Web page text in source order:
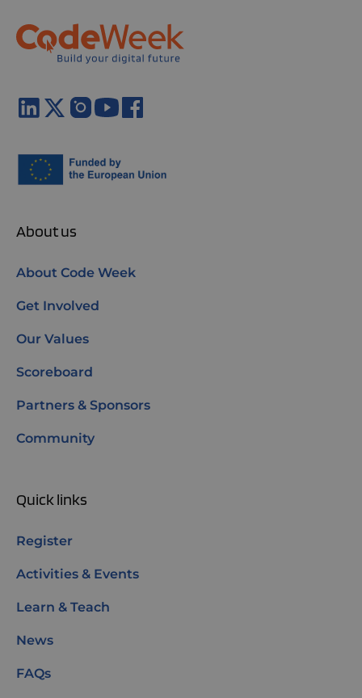
About us
About Code Week
Get Involved
Our Values
Scoreboard
Partners & Sponsors
Community
Quick links
Register
Activities & Events
Learn & Teach
News
FAQs